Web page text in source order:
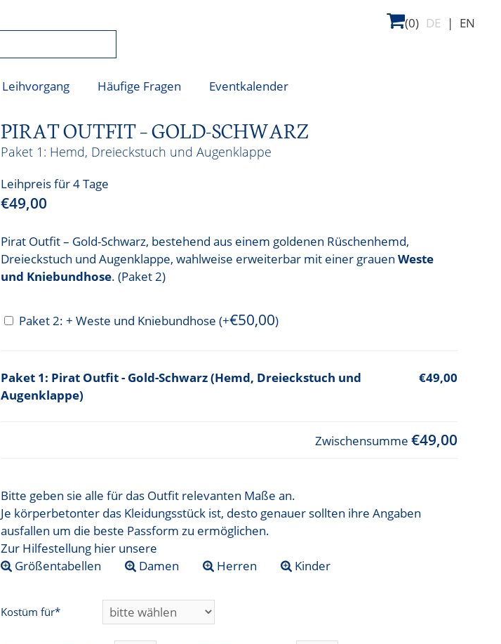
(0) DE | EN
Leihvorgang Häufige Fragen Eventkalender
PIRAT OUTFIT – GOLD-SCHWARZ
Hemd, Dreieckstuch und Augenklappe
Leihpreis für 4 Tage
€49,00
Pirat Outfit – Gold-Schwarz, bestehend aus einem goldenen Rüschenhemd,
Dreieckstuch und Augenklappe, wahlweise erweiterbar mit einer grauenWeste
und Kniebundhose. (Paket 2)
Paket 2: + Weste und Kniebundhose(+€50,00)
Pirat Outfit - Gold-Schwarz (Hemd, Dreieckstuch und
Augenklappe)
€49,00
Zwischensumme €49,00
Bitte geben sie alle für das Outfit relevanten Maße an.
Je körperbetonter das Kleidungsstück ist, desto genauer sollten ihre Angaben
ausfallen um die beste Passform zu ermöglichen.
Zur Hilfestellung hier unsere
Größentabellen
Damen Herren Kinder
Kostüm für*